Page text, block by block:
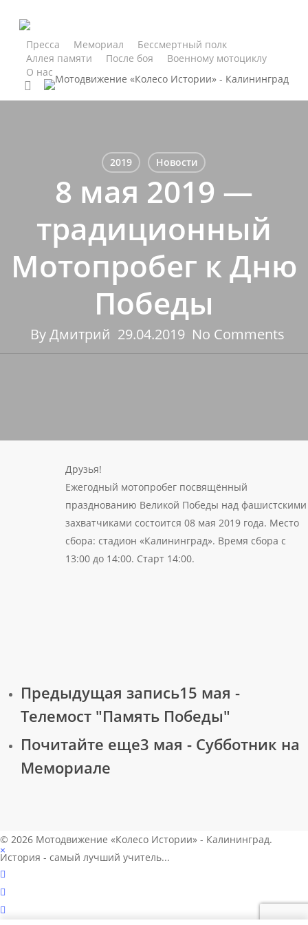
content
Пресса Мемориал
Бессмертный полк
Аллея памяти
После боя
Военному мотоциклу
О нас
search
2019 Новости
8 мая 2019 —
традиционный
Мотопробег к Дню
Победы
ByДмитрий 29.04.2019 No Comments
Друзья!
Ежегодный мотопробег посвящённый
празднованию Великой Победы над фашистскими
захватчиками состоится 08 мая 2019 года. Место
сбора: стадион «Калининград». Время сбора с
13:00 до 14:00. Старт 14:00.
Предыдущая запись15 мая -
Телемост "Память Победы"
Почитайте еще3 мая - Субботник на
Мемориале
© 2026 Мотодвижение «Колесо Истории» - Калининград.
История - самый лучший учитель...
vk
telegram
phone
×